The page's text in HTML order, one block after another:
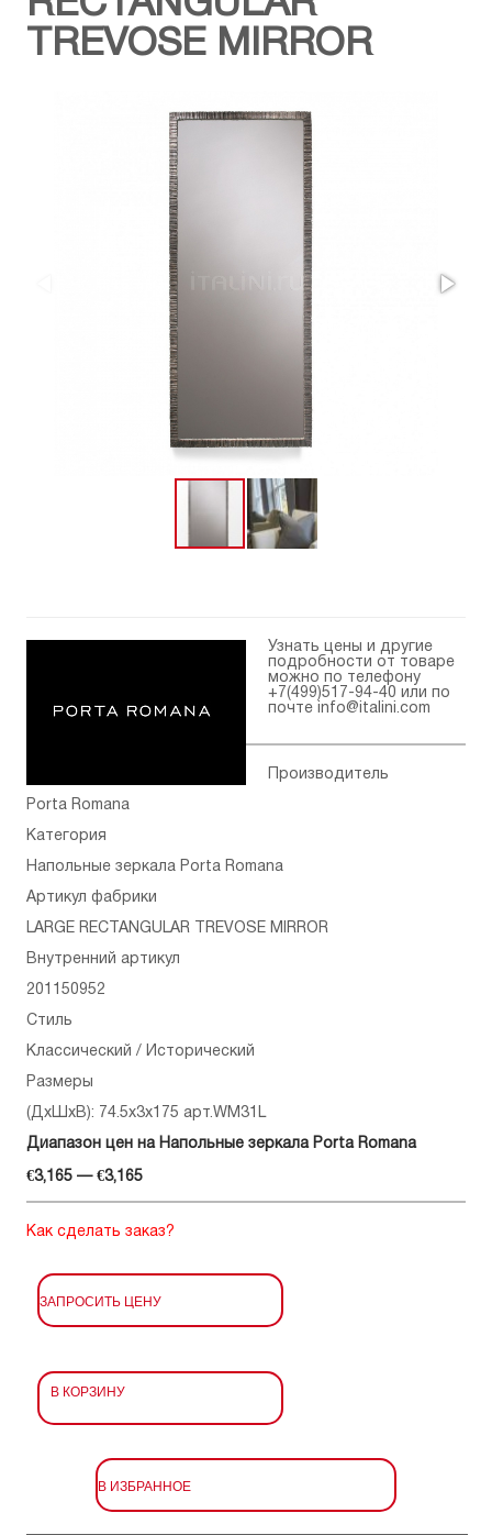
TREVOSE MIRROR
Узнать цены и другие
подробности от товаре
можно по телефону
+7(499)517-94-40 или по
почте
info@italini.com
Производитель
Porta Romana
Категория
Напольные зеркала Porta Romana
Артикул фабрики
LARGE RECTANGULAR TREVOSE MIRROR
Внутренний артикул
201150952
Стиль
Классический / Исторический
Размеры
(ДхШхВ): 74.5x3x175 арт.WM31L
Диапазон цен на Напольные зеркала Porta Romana
€3,165 — €3,165
Как сделать заказ?
ЗАПРОСИТЬ ЦЕНУ
В КОРЗИНУ
В ИЗБРАННОЕ